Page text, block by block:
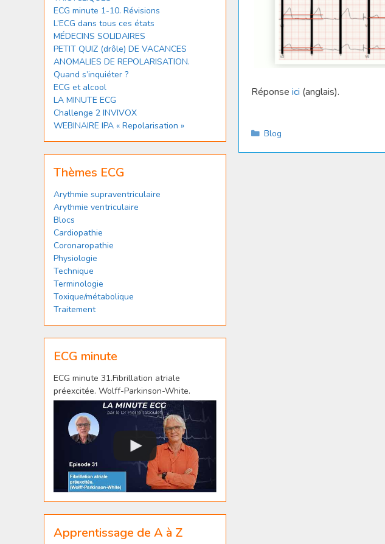
Réponse ici (anglais).
Catégories
Blog
ECG minute 1-10. Révisions
L’ECG dans tous ces états
MÉDECINS SOLIDAIRES
PETIT QUIZ (drôle) DE VACANCES
ANOMALIES DE REPOLARISATION.
Quand s’inquiéter ?
ECG et alcool
LA MINUTE ECG
Challenge 2 INVIVOX
WEBINAIRE IPA « Repolarisation »
Thèmes ECG
Arythmie supraventriculaire
Arythmie ventriculaire
Blocs
Cardiopathie
Coronaropathie
Physiologie
Technique
Terminologie
Toxique/métabolique
Traitement
ECG minute
ECG minute 31.Fibrillation atriale
préexcitée. Wolff-Parkinson-White.
Apprentissage de A à Z